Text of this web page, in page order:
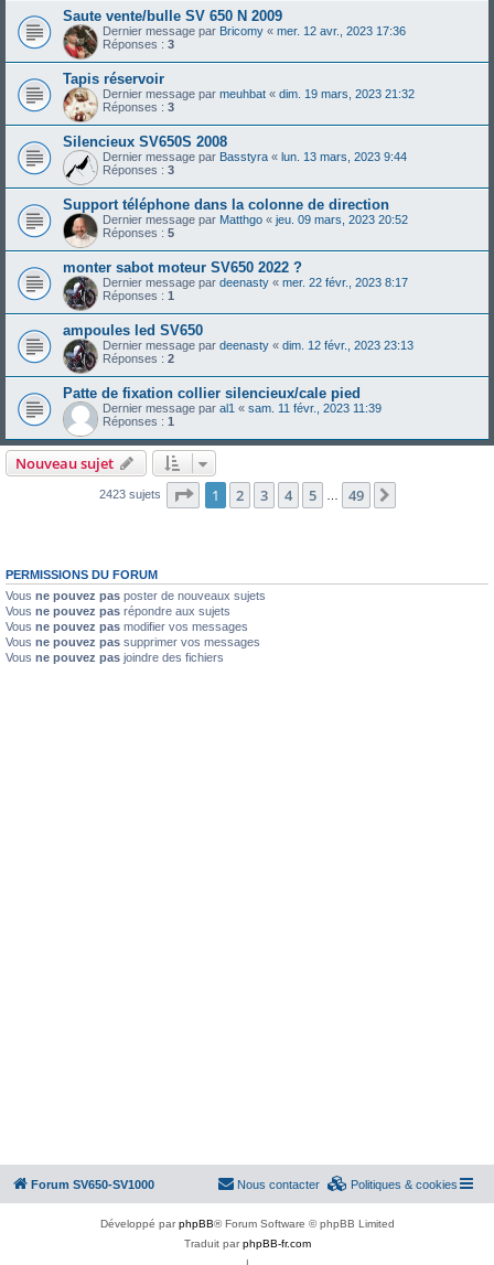
Saute vente/bulle SV 650 N 2009
Dernier message par Bricomy « mer. 12 avr., 2023 17:36
Réponses : 3
Tapis réservoir
Dernier message par meuhbat « dim. 19 mars, 2023 21:32
Réponses : 3
Silencieux SV650S 2008
Dernier message par Basstyra « lun. 13 mars, 2023 9:44
Réponses : 3
Support téléphone dans la colonne de direction
Dernier message par Matthgo « jeu. 09 mars, 2023 20:52
Réponses : 5
monter sabot moteur SV650 2022 ?
Dernier message par deenasty « mer. 22 févr., 2023 8:17
Réponses : 1
ampoules led SV650
Dernier message par deenasty « dim. 12 févr., 2023 23:13
Réponses : 2
Patte de fixation collier silencieux/cale pied
Dernier message par al1 « sam. 11 févr., 2023 11:39
Réponses : 1
Nouveau sujet
2423 sujets Page 1sur49
1 2 3 4 5 49
PERMISSIONS DU FORUM
Vous ne pouvez pas poster de nouveaux sujets
Vous ne pouvez pas répondre aux sujets
Vous ne pouvez pas modifier vos messages
Vous ne pouvez pas supprimer vos messages
Vous ne pouvez pas joindre des fichiers
Forum SV650-SV1000 Politiques & cookies
Nous contacter
Développé parphpBB® Forum Software © phpBB Limited
Traduit parphpBB-fr.com